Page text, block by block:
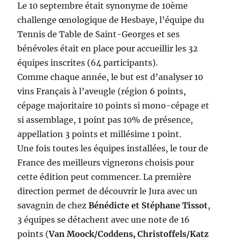
Le 10 septembre était synonyme de 10ème
challenge œnologique de Hesbaye, l’équipe du
Tennis de Table de Saint-Georges et ses
bénévoles était en place pour accueillir les 32
équipes inscrites (64 participants).
Comme chaque année, le but est d’analyser 10
vins Français à l’aveugle (région 6 points,
cépage majoritaire 10 points si mono-cépage et
si assemblage, 1 point pas 10% de présence,
appellation 3 points et millésime 1 point.
Une fois toutes les équipes installées, le tour de
France des meilleurs vignerons choisis pour
cette édition peut commencer. La première
direction permet de découvrir le Jura avec un
savagnin de chezBénédicte et Stéphane Tissot,
3 équipes se détachent avec une note de 16
points (Van Moock/Coddens, Christoffels/Katz